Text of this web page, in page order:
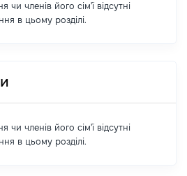
чи членів його сім'ї відсутні
в цьому розділі.
чи членів його сім'ї відсутні
в цьому розділі.